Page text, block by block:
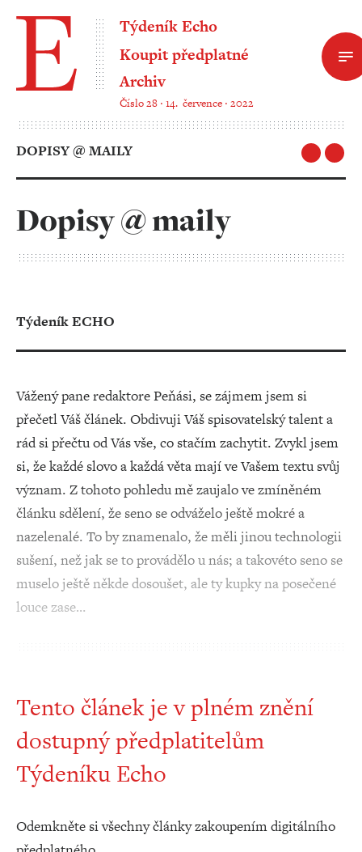
Týdeník Echo
Koupit předplatné
Archiv
Číslo 28 ‧ 14. července ‧ 2022
DOPISY @ MAILY
Dopisy @ maily
Týdeník ECHO
Vážený pane redaktore Peňási, se zájmem jsem si
přečetl Váš článek. Obdivuji Váš spisovatelský talent a
rád si přečtu od Vás vše, co stačím zachytit. Zvykl jsem
si, že každé slovo a každá věta mají ve Vašem textu svůj
význam. Z tohoto pohledu mě zaujalo ve zmíněném
článku sdělení, že seno se odváželo ještě mokré a
nazelenalé. To by znamenalo, že měli jinou technologii
sušení, než jak se to provádělo u nás; a takovéto seno se
muselo ještě někde dosoušet, ale ty kupky na posečené
louce zase…
Tento článek je v plném znění
dostupný předplatitelům
Týdeníku Echo
Odemkněte si všechny články zakoupením digitálního